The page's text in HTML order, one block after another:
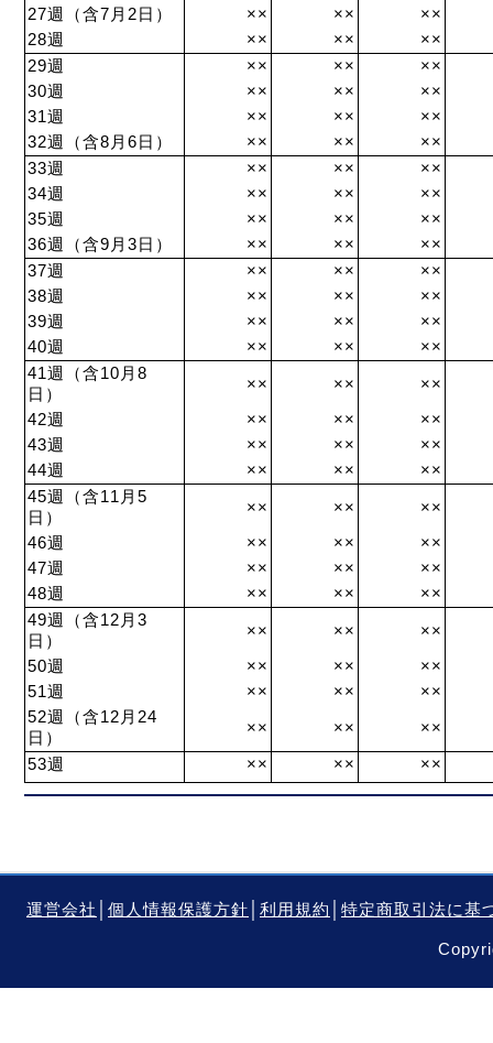
27週（含7月2日）
×× ××
××
28週
×× ××
××
29週
×× ××
××
30週
×× ××
××
31週
×× ××
××
32週（含8月6日）
×× ××
××
33週
×× ××
××
34週
×× ××
××
35週
×× ××
××
36週（含9月3日）
×× ××
××
37週
×× ××
××
38週
×× ××
××
39週
×× ××
××
40週
×× ××
××
41週（含10月8
日）
×× ××
××
42週
×× ××
××
43週
×× ××
××
44週
×× ××
××
45週（含11月5
日）
×× ××
××
46週
×× ××
××
47週
×× ××
××
48週
×× ××
××
49週（含12月3
日）
×× ××
××
50週
×× ××
××
51週
×× ××
××
52週（含12月24
日）
×× ×× ××
53週 ×× ×× ××
運営会社 個人情報保護方針 利用規約 特定商取引法に基